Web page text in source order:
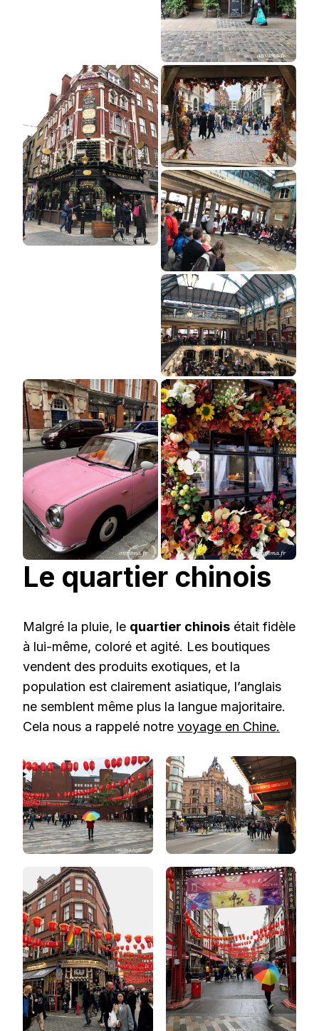
Le quartier chinois
Malgré la pluie, le quartier chinois était fidèle
à lui-même, coloré et agité. Les boutiques
vendent des produits exotiques, et la
population est clairement asiatique, l’anglais
ne semblent même plus la langue majoritaire.
Cela nous a rappelé notre voyage en Chine.